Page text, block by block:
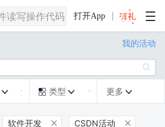
打开App
我的活动

  类型  更多 
软件开发  CSDN活动 